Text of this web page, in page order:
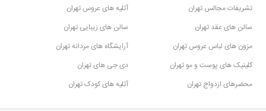
تشریفات مجالس تهران
آتلیه های عروس تهران
سالن های عقد تهران
سالن های زیبایی تهران
مزون های لباس عروس تهران
آرایشگاه های مردانه تهران
کلینیک های پوست و مو تهران
دی جی های تهران
محضرهای ازدواج تهران
آتلیه های کودک تهران